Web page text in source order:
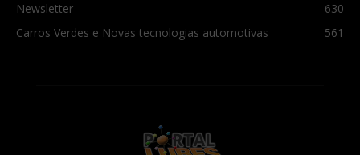
Newsletter
630
Carros Verdes e Novas tecnologias automotivas
561